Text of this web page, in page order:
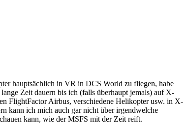
hauptsächlich in VR in DCS World zu fliegen, habe
Zeit dauern bis ich (falls überhaupt jemals) auf X-
FlightFactor Airbus, verschiedene Helikopter usw. in X-
kann ich mich auch gar nicht über irgendwelche
kann, wie der MSFS mit der Zeit reift.